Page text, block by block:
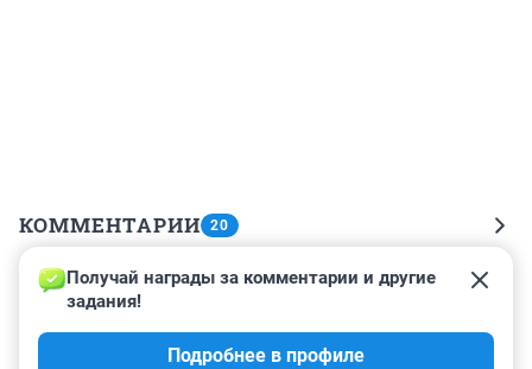
КОММЕНТАРИИ 20
Гость
8 июня 2022, 21:05
А на фоне - как после бомбежки((( ...позор
Волгоградской области и её губернатору
Получай награды за комментарии и другие
задания!
Подробнее в профиле